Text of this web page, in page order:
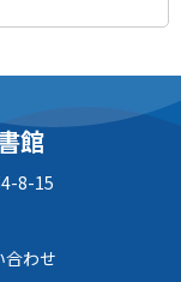
館
8-15
合わせ